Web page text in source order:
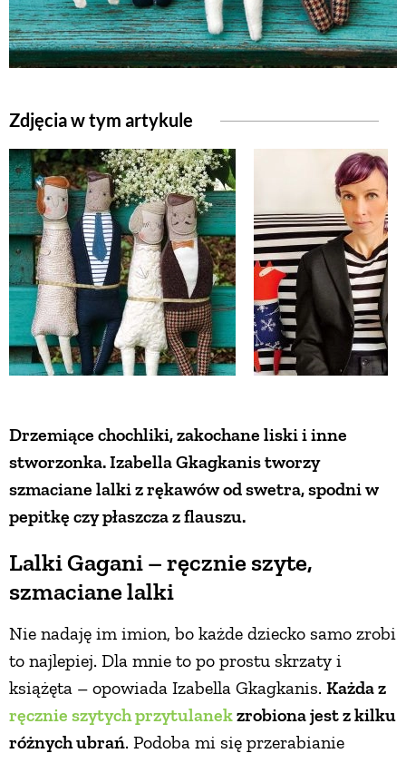
Zdjęcia w tym artykule
Drzemiące chochliki, zakochane liski i inne
stworzonka. Izabella Gkagkanis tworzy
szmaciane lalki z rękawów od swetra, spodni w
pepitkę czy płaszcza z flauszu.
Lalki Gagani – ręcznie szyte,
szmaciane lalki
Nie nadaję im imion, bo każde dziecko samo zrobi
to najlepiej. Dla mnie to po prostu skrzaty i
książęta – opowiada Izabella Gkagkanis. Każda z
ręcznie szytych przytulanekzrobiona jest z kilku
różnych ubrań. Podoba mi się przerabianie